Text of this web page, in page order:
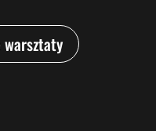
warsztaty